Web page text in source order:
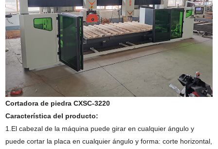
Cortadora de piedra CXSC-3220
Característica del producto:
1.El cabezal de la máquina puede girar en cualquier ángulo y
puede cortar la placa en cualquier ángulo y forma: corte horizontal,